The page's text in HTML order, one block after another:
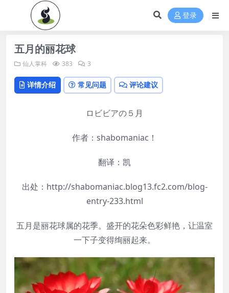
登录
五月的丽花球
仙人掌科 383 3
详情介绍 常见问题 评论建议
ロビビアの５月
作者：shabomaniac！
翻译：凯
出处：http://shabomaniac.blog13.fc2.com/blog-
entry-233.html
五月是丽花球属的花季。盛开的花朵色彩鲜艳，让温室
一下子变得绚丽起来。